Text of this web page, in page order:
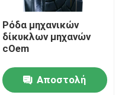
Ρόδα μηχανικών
δίκυκλων μηχανών
cOem
Αποστολή